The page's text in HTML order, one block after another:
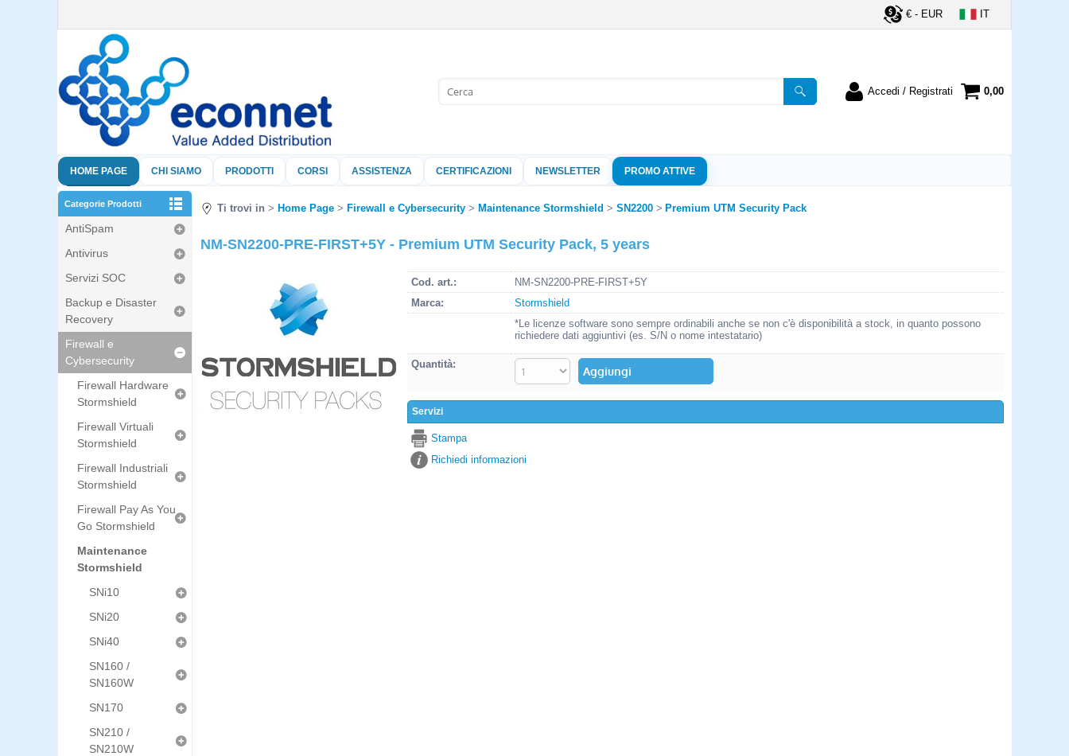
€ - EUR IT
Accedi / Registrati
nome utente e la password e poi
clicca sul pulsante "Accedi"
Nome utente:
Hai perso la password?
0,00
HOME PAGE CHI SIAMO PRODOTTI CORSI ASSISTENZA CERTIFICAZIONI NEWSLETTER PROMO ATTIVE
Categorie Prodotti
AntiSpam
Antivirus
Servizi SOC
Backup e Disaster
Recovery
Firewall e
Cybersecurity
Firewall Hardware
Stormshield
Firewall Virtuali
Stormshield
Firewall Industriali
Stormshield
Firewall Pay As You
Go Stormshield
Maintenance
Stormshield
SNi10
SNi20
SNi40
SN160 /
SN160W
SN170
SN210 /
SN210W
Ti trovi in Home Page Firewall e Cybersecurity Maintenance Stormshield SN2200 Premium UTM Security Pack
NM-SN2200-PRE-FIRST+5Y - Premium UTM Security Pack, 5 years
Cod. art.:
NM-SN2200-PRE-FIRST+5Y
Marca:
Stormshield
*Le licenze software sono sempre ordinabili anche se non c'è disponibilità a stock, in quanto possono
richiedere dati aggiuntivi (es. S/N o nome intestatario)
Quantità:
Servizi
Stampa
Richiedi informazioni